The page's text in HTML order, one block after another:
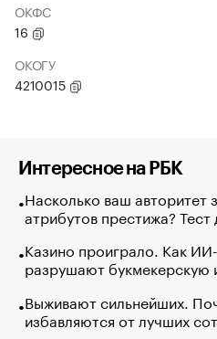
ОКФС
16
ОКОГУ
4210015
Интересное на РБК
Насколько ваш авторитет
атрибутов престижа? Тест
Казино проиграло. Как
разрушают букмекерскую
Выживают сильнейших.
избавляются от лучших